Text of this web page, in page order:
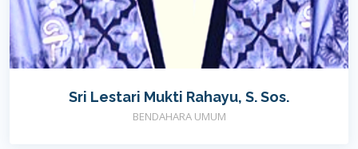
Sri Lestari Mukti Rahayu, S. Sos.
BENDAHARA UMUM